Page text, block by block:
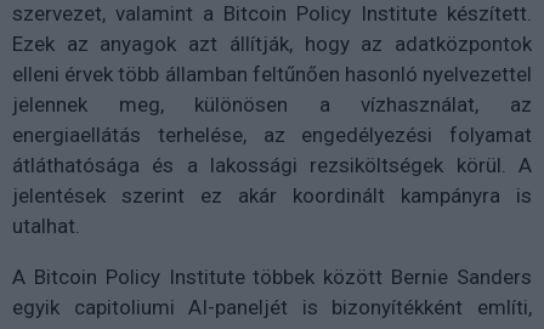
szervezet, valamint a Bitcoin Policy Institute készített.
Ezek az anyagok azt állítják, hogy az adatközpontok
elleni érvek több államban feltűnően hasonló nyelvezettel
jelennek meg, különösen a vízhasználat, az
energiaellátás terhelése, az engedélyezési folyamat
átláthatósága és a lakossági rezsiköltségek körül. A
jelentések szerint ez akár koordinált kampányra is
utalhat.
A Bitcoin Policy Institute többek között Bernie Sanders
egyik capitoliumi AI-paneljét is bizonyítékként említi,